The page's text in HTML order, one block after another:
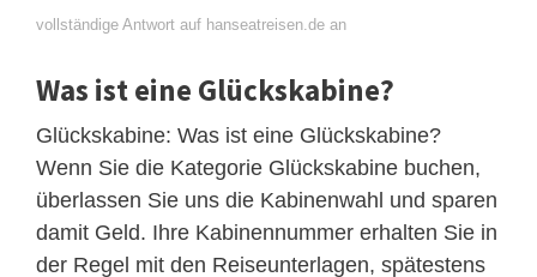
vollständige Antwort auf hanseatreisen.de an
Was ist eine Glückskabine?
Glückskabine: Was ist eine Glückskabine?
Wenn Sie die Kategorie Glückskabine buchen,
überlassen Sie uns die Kabinenwahl und sparen
damit Geld. Ihre Kabinennummer erhalten Sie in
der Regel mit den Reiseunterlagen, spätestens